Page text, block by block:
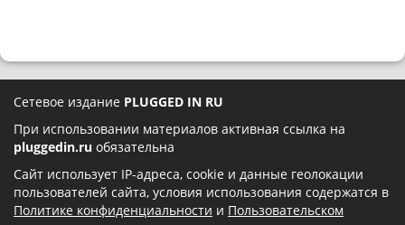
Сетевое издание PLUGGED IN RU
При использовании материалов активная ссылка на
pluggedin.ru обязательна
Сайт использует IP-адреса, cookie и данные геолокации
пользователей сайта, условия использования содержатся в
Политике конфиденциальности и Пользовательском